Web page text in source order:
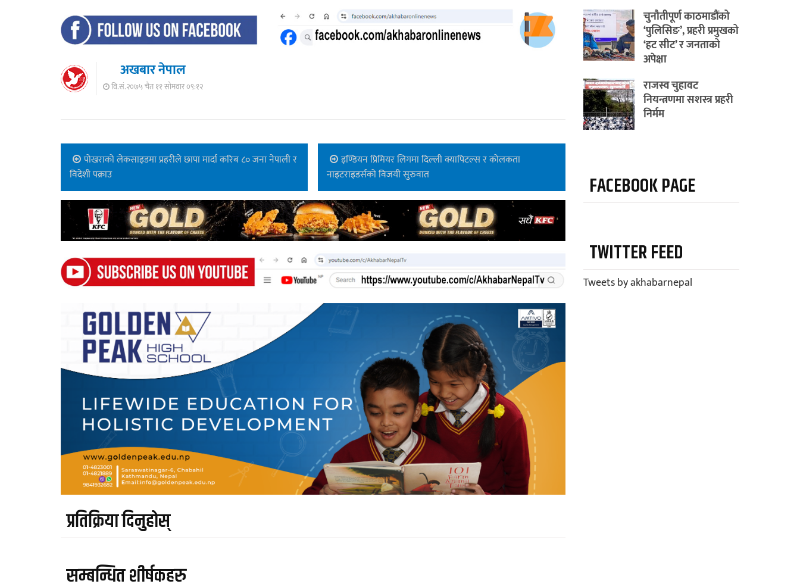
अखबार नेपाल
वि.सं.२०७५ चैत ११ सोमवार ०९:१२
पोखराको लेकसाइडमा प्रहरीले छापा मार्दा करिब ८० जना नेपाली र
विदेशी पक्राउ
इण्डियन प्रिमियर लिगमा दिल्ली क्यापिटल्स र कोलकता
नाइटराइडर्सको विजयी सुरुवात
प्रतिक्रिया दिनुहोस्
सम्बन्धित शीर्षकहरु
चुनौतीपूर्ण काठमाडौंको
‘पुलिसिङ’, प्रहरी प्रमुखको
‘हट सीट’ र जनताको
अपेक्षा
राजस्व चुहावट
नियन्त्रणमा सशस्त्र प्रहरी
निर्मम
FACEBOOK PAGE
TWITTER FEED
Tweets by akhabarnepal